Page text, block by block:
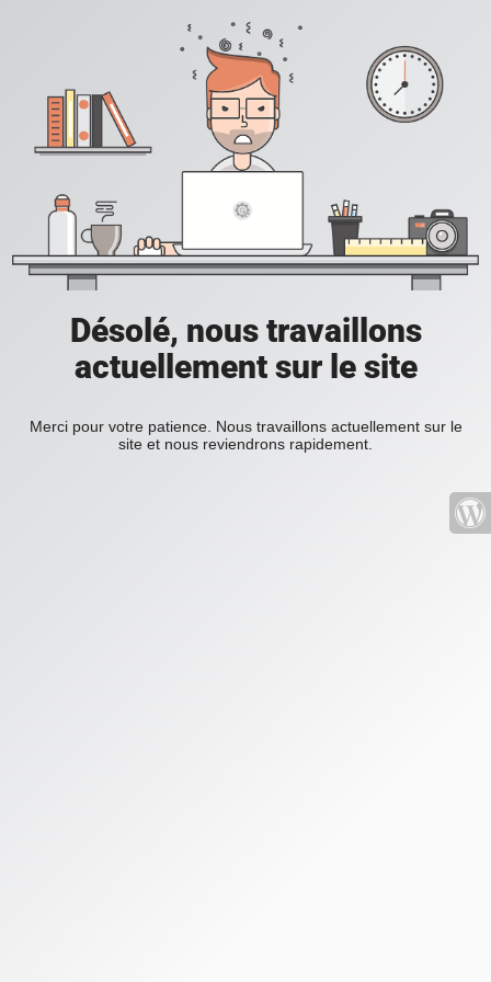
Désolé, nous travaillons
actuellement sur le site
Merci pour votre patience. Nous travaillons actuellement sur le
site et nous reviendrons rapidement.